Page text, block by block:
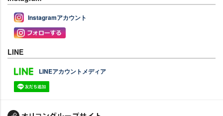
Instagramアカウント
LINE
LINEアカウントメディア